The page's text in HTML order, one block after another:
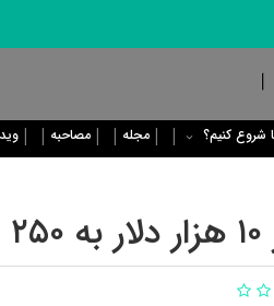
شروع کنیم؟ مجله مصاحبه